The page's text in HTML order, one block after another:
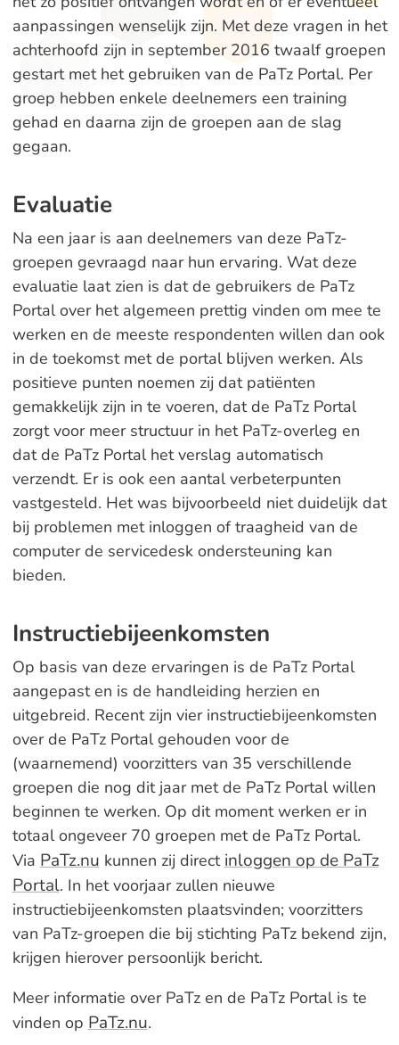
aanpassingen wenselijk zijn. Met deze vragen in het
achterhoofd zijn in september 2016 twaalf groepen
gestart met het gebruiken van de PaTz Portal. Per
groep hebben enkele deelnemers een training
gehad en daarna zijn de groepen aan de slag
gegaan.
Evaluatie
Na een jaar is aan deelnemers van deze PaTz-
groepen gevraagd naar hun ervaring. Wat deze
evaluatie laat zien is dat de gebruikers de PaTz
Portal over het algemeen prettig vinden om mee te
werken en de meeste respondenten willen dan ook
in de toekomst met de portal blijven werken. Als
positieve punten noemen zij dat patiënten
gemakkelijk zijn in te voeren, dat de PaTz Portal
zorgt voor meer structuur in het PaTz-overleg en
dat de PaTz Portal het verslag automatisch
verzendt. Er is ook een aantal verbeterpunten
vastgesteld. Het was bijvoorbeeld niet duidelijk dat
bij problemen met inloggen of traagheid van de
computer de servicedesk ondersteuning kan
bieden.
Instructiebijeenkomsten
Op basis van deze ervaringen is de PaTz Portal
aangepast en is de handleiding herzien en
uitgebreid. Recent zijn vier instructiebijeenkomsten
over de PaTz Portal gehouden voor de
(waarnemend) voorzitters van 35 verschillende
groepen die nog dit jaar met de PaTz Portal willen
beginnen te werken. Op dit moment werken er in
totaal ongeveer 70 groepen met de PaTz Portal.
Via PaTz.nu kunnen zij direct inloggen op de PaTz
Portal. In het voorjaar zullen nieuwe
instructiebijeenkomsten plaatsvinden; voorzitters
van PaTz-groepen die bij stichting PaTz bekend zijn,
krijgen hierover persoonlijk bericht.
Meer informatie over PaTz en de PaTz Portal is te
vinden op PaTz.nu.